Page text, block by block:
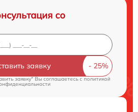
со
заявку
заявку" Вы соглашаетесь cполитикой